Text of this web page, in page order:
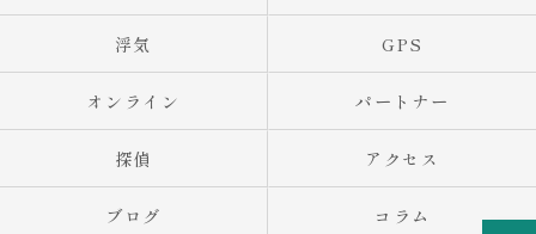
浮気 GPS
オンライン パートナー
探偵 アクセス
ブログ コラム